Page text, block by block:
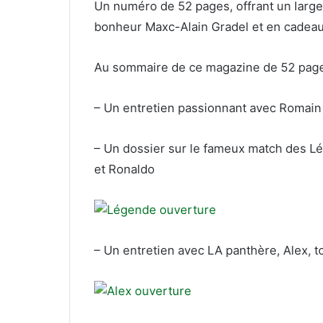
w
i
t
r
o
u
r
e
Un numéro de 52 pages, offrant un
bonheur Maxc-Alain Gradel et en cadeau
Au sommaire de ce magazine de 52
– Un entretien passionnant avec
– Un dossier sur le fameux match des
et Ronaldo
– Un entretien avec LA panthère, Alex,